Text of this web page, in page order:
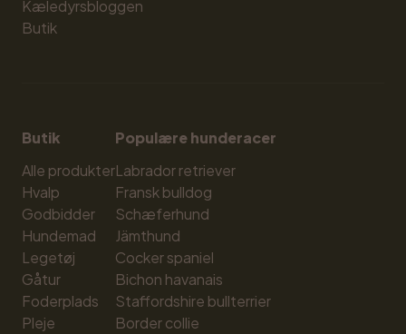
Kæledyrsbloggen
Butik
Butik
Alle produkter
Hvalp
Godbidder
Hundemad
Legetøj
Gåtur
Foderplads
Pleje
Populære hunderacer
Labrador retriever
Fransk bulldog
Schæferhund
Jämthund
Cocker spaniel
Bichon havanais
Staffordshire bullterrier
Border collie